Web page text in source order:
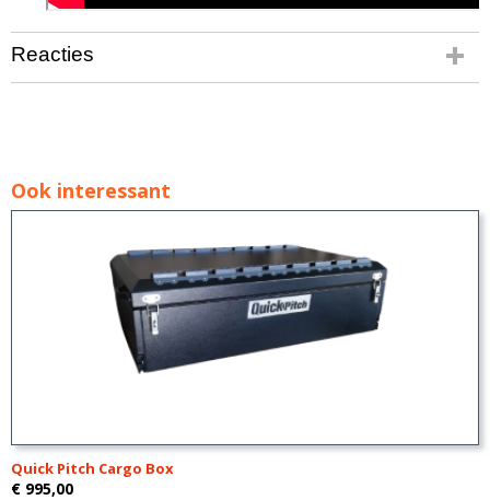
Reacties
Ook interessant
Quick Pitch Cargo Box
€ 995,00